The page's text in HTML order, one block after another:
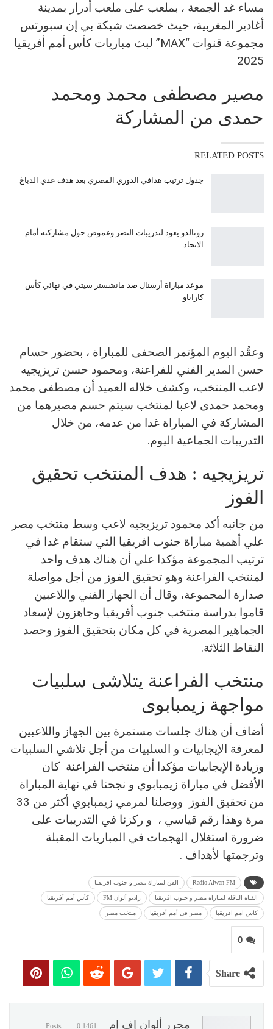
مساء غد الجمعة ، بملعب على ملعب أدرار بمدينة
أغادير المغربية، حيث خصصت شبكة بي إن سبورتس
مجموعة قنوات “MAX” لبث مباريات كأس أمم أفريقيا
2025
مصير مصطفى محمد ومحمد
حمدى من المشاركة
RELATED POSTS
جدول ترتيب هدافي الدوري المصري بعد هدف عدي الدباغ
رونالدو يعود لتدريبات النصر وغموض حول مشاركته أمام
الاتحاد
موعد مباراة أرسنال ضد مانشستر سيتي في نهائي كأس
كاراباو
وعقٌد اليوم المؤتمر الصحفى للمباراة ، بحضور حسام
حسن المدير الفني للفراعنة، ومحمود حسن تريزيجيه
لاعب المنتخب، وكشف خلاله العميد أن مصطفى محمد
ومحمد حمدى لاعبا لمنتخب سيتم حسم مصيرهما من
المشاركة في المباراة غدا من عدمه، من خلال
التدريبات الجماعية اليوم.
تريزيجيه : هدف المنتخب تحقيق
الفوز
من جانبه أكد محمود تريزيجيه لاعب وسط منتخب مصر
علي أهمية مباراة جنوب افريقيا التي ستقام غدا في
ترتيب المجموعة مؤكدا علي أن هناك هدف واحد
لمنتخب الفراعنة وهو تحقيق الفوز من أجل مواصلة
صدارة المجموعة، وقال أن الجهاز الفني واللاعبين
قاموا بدراسة منتخب جنوب أفريقيا وجاهزون لإسعاد
الجماهير المصرية في كل مكان بتحقيق الفوز وحصد
النقاط الثلاثة.
منتخب الفراعنة يتلاشى سلبيات
مواجهة زيمبابوى
أضاف أن هناك جلسات مستمرة بين الجهاز واللاعبين
لمعرفة الإيجابيات و السلبيات من أجل تلاشي السلبيات
وزيادة الإيجابيات مؤكدا أن منتخب الفراعنة كان
الأفضل في مباراة زيمبابوي و نجحنا في نهاية المباراة
من تحقيق الفوز ووصلنا لمرمي زيمبابوي أكثر من 33
مرة وهذا رقم قياسي ، و ركزنا في التدريبات على
ضرورة استغلال الهجمات في المباريات المقبلة
وترجمتها لأهداف .
Radio Alwan FM القن لمباراة مصر و جنوب افريقيا
القناة الناقلة لمباراة مصر و جنوب افريقيا راديو ألوان FM كأس أمم أفريقيا
كاس امم افريقيا مصر في أمم أفريقيا منتخب مصر
0
Share
محرر ألوان إف إم 1461 Posts
0